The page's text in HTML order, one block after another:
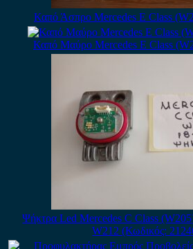
Καπό Άσπρο Mercedes E Class
Καπό Μαύρο Mercedes E Class
Ψήκτρα Led Mercedes C Class
W212 (Κωδικός: